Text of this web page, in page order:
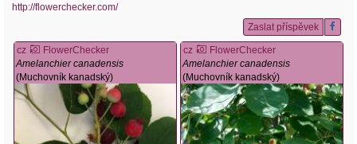
http://flowerchecker.com/
Zaslat příspěvek
cz
FlowerChecker
Amelanchier canadensis
(Muchovník kanadský)
cz
FlowerChecker
Amelanchier canadensis
(Muchovník kanadský)